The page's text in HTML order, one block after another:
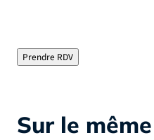
Prendre RDV
Sur le